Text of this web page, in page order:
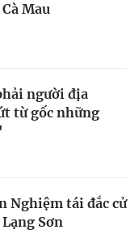
Mau
người địa
từ gốc những
Nghiệm tái đắc cử
Sơn